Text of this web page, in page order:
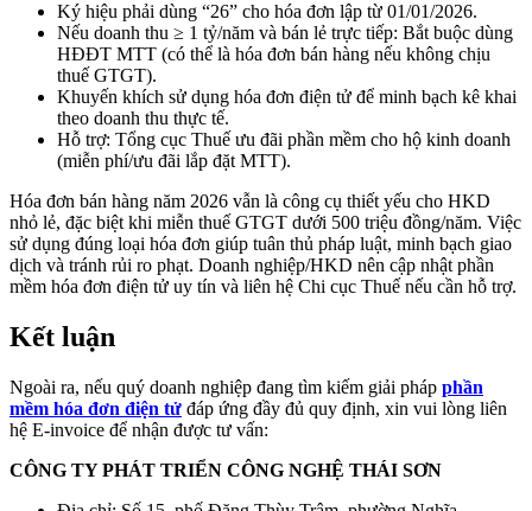
Ký hiệu phải dùng “26” cho hóa đơn lập từ 01/01/2026.
Nếu doanh thu ≥ 1 tỷ/năm và bán lẻ trực tiếp: Bắt buộc dùng
HĐĐT MTT (có thể là hóa đơn bán hàng nếu không chịu
thuế GTGT).
Khuyến khích sử dụng hóa đơn điện tử để minh bạch kê khai
theo doanh thu thực tế.
Hỗ trợ: Tổng cục Thuế ưu đãi phần mềm cho hộ kinh doanh
(miễn phí/ưu đãi lắp đặt MTT).
Hóa đơn bán hàng năm 2026 vẫn là công cụ thiết yếu cho HKD
nhỏ lẻ, đặc biệt khi miễn thuế GTGT dưới 500 triệu đồng/năm. Việc
sử dụng đúng loại hóa đơn giúp tuân thủ pháp luật, minh bạch giao
dịch và tránh rủi ro phạt. Doanh nghiệp/HKD nên cập nhật phần
mềm hóa đơn điện tử uy tín và liên hệ Chi cục Thuế nếu cần hỗ trợ.
Kết luận
Ngoài ra, nếu quý doanh nghiệp đang tìm kiếm giải pháp phần
mềm hóa đơn điện tử đáp ứng đầy đủ quy định, xin vui lòng liên
hệ E-invoice để nhận được tư vấn:
CÔNG TY PHÁT TRIỂN CÔNG NGHỆ THÁI SƠN